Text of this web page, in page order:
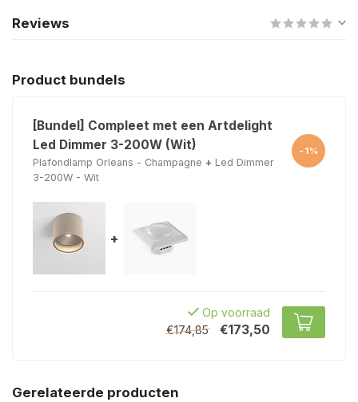
Reviews
Product bundels
[Bundel] Compleet met een Artdelight
Led Dimmer 3-200W (Wit)
Plafondlamp Orleans - Champagne + Led Dimmer
3-200W - Wit
-1%
+
Op voorraad
€174,85
€173,50
Gerelateerde producten